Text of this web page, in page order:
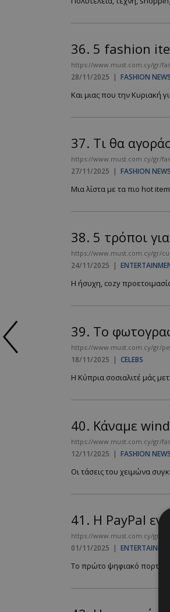
36. 5 fashion
https://www.must.com.cy/gr/
28/11/2025 | FASHION NEWS
Και μιας που την Κυριακή
37. Τι θα
https://www.must.com.cy/gr/
27/11/2025 | FASHION NEWS
Μια λίστα με τα πιο hot
38. 5 τρόποι
https://www.must.com.cy/gr/
24/11/2025 |
Η ήσυχη, cozy
39. Το
https://www.must.com.cy/gr/
18/11/2025 | CELEBS
Η Κύπρια σοσιαλιτέ μάς
40. Kάναμε
https://www.must.com.cy/gr/
12/11/2025 | FASHION NEWS
Οι τάσεις του χειμώνα
41. Η PayPal
https://www.must.com.cy/gr/
01/11/2025 |
Το πρώτο ψηφιακό